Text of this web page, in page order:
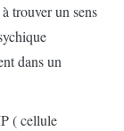
trouver un sens
dans un
( cellule